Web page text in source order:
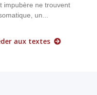
impubère ne trouvent
un...
aux textes